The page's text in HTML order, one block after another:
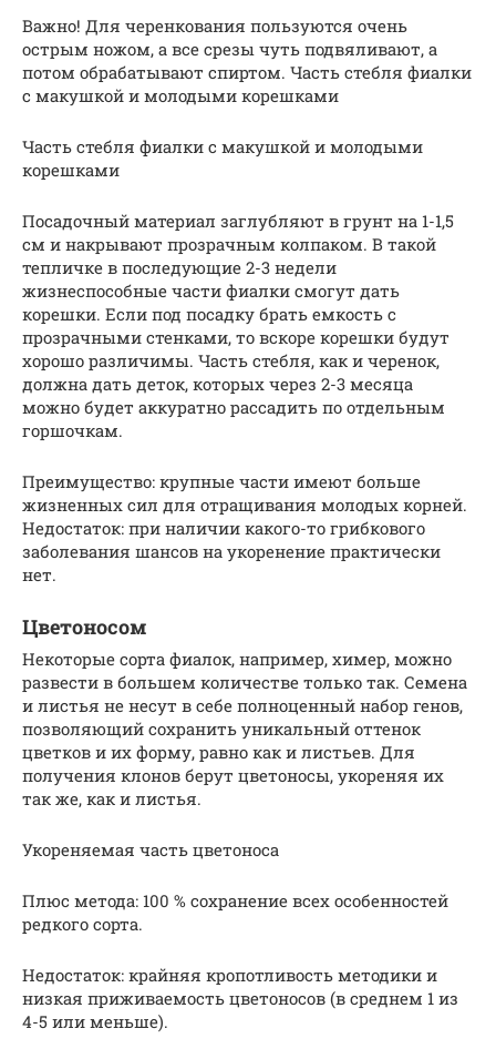
Важно! Для черенкования пользуются очень
острым ножом, а все срезы чуть подвяливают, а
потом обрабатывают спиртом. Часть стебля фиалки
с макушкой и молодыми корешками
Часть стебля фиалки с макушкой и молодыми
корешками
Посадочный материал заглубляют в грунт на 1-1,5
см и накрывают прозрачным колпаком. В такой
тепличке в последующие 2-3 недели
жизнеспособные части фиалки смогут дать
корешки. Если под посадку брать емкость с
прозрачными стенками, то вскоре корешки будут
хорошо различимы. Часть стебля, как и черенок,
должна дать деток, которых через 2-3 месяца
можно будет аккуратно рассадить по отдельным
горшочкам.
Преимущество: крупные части имеют больше
жизненных сил для отращивания молодых корней.
Недостаток: при наличии какого-то грибкового
заболевания шансов на укоренение практически
нет.
Цветоносом
Некоторые сорта фиалок, например, химер, можно
развести в большем количестве только так. Семена
и листья не несут в себе полноценный набор генов,
позволяющий сохранить уникальный оттенок
цветков и их форму, равно как и листьев. Для
получения клонов берут цветоносы, укореняя их
так же, как и листья.
Укореняемая часть цветоноса
Плюс метода: 100 % сохранение всех особенностей
редкого сорта.
Недостаток: крайняя кропотливость методики и
низкая приживаемость цветоносов (в среднем 1 из
4-5 или меньше).